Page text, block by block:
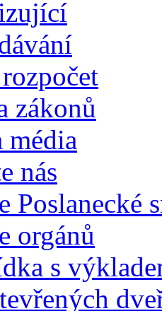
zákonů
média
nás
Poslanecké
orgánů
s